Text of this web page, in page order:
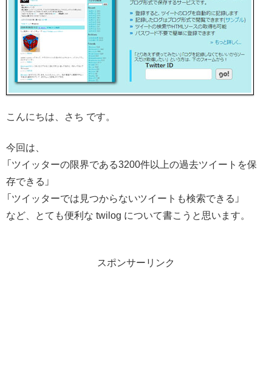
こんにちは、さち です。
今回は、
「ツイッターの限界である3200件以上の過去ツイートを保
存できる」
「ツイッターでは見つからないツイートも検索できる」
など、とても便利な twilog について書こうと思います。
スポンサーリンク